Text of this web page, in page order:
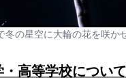
冬の星空に大輪の花を咲か
・高等学校につい